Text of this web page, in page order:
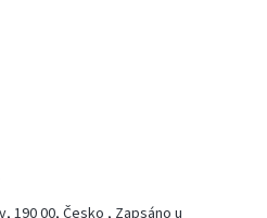
190 00, Česko , Zapsáno u